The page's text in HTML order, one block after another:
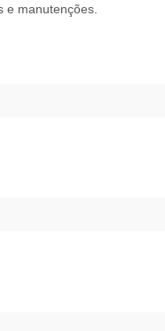
e manutenções.